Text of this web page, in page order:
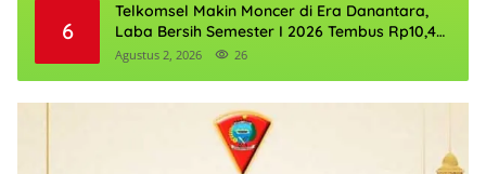
6
Telkomsel Makin Moncer di Era Danantara,
Laba Bersih Semester I 2026 Tembus Rp10,4
Triliun
Agustus 2, 2026 26